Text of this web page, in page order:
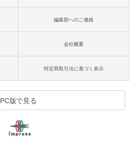
編集部へのご連絡
会社概要
特定商取引法に基づく表示
PC版で見る